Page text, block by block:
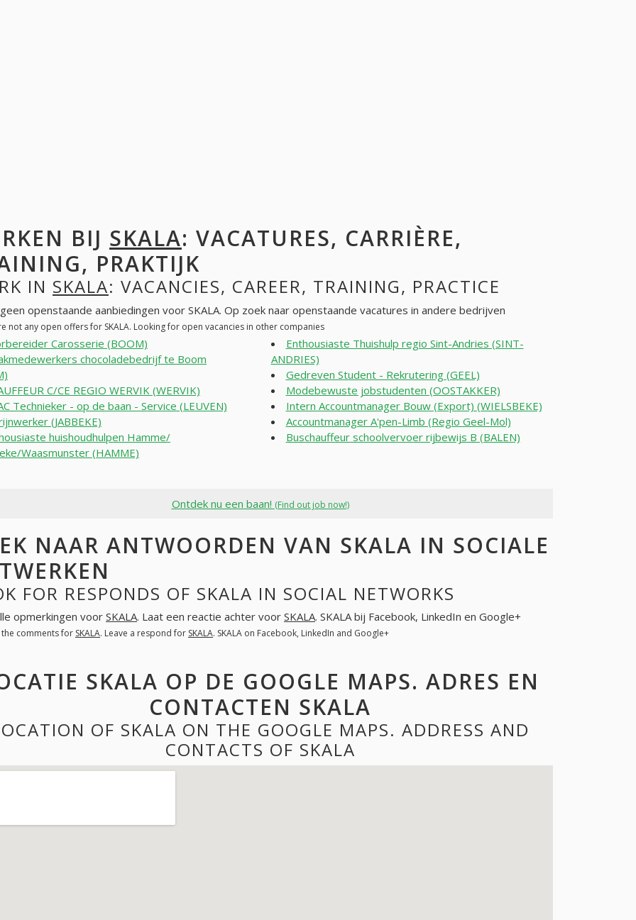
BIJ SKALA: VACATURES, CARRIÈRE,
PRAKTIJK
IN SKALA: VACANCIES, CAREER, TRAINING, PRACTICE
openstaande aanbiedingen voor SKALA. Op zoek naar openstaande vacatures in andere bedrijven
not any open offers for SKALA. Looking for open vacancies in other companies
Carosserie (BOOM)
chocoladebedrijf te Boom
C/CE REGIO WERVIK (WERVIK)
Technieker - op de baan - Service (LEUVEN)
(JABBEKE)
huishoudhulpen Hamme/
Waasmunster (HAMME)
Enthousiaste Thuishulp regio Sint-Andries (SINT-
ANDRIES)
Gedreven Student - Rekrutering (GEEL)
Modebewuste jobstudenten (OOSTAKKER)
Intern Accountmanager Bouw (Export) (WIELSBEKE)
Accountmanager A'pen-Limb (Regio Geel-Mol)
Buschauffeur schoolvervoer rijbewijs B (BALEN)
Ontdek nu een baan! (Find out job now!)
NAAR ANTWOORDEN VAN SKALA IN SOCIALE
FOR RESPONDS OF SKALA IN SOCIAL NETWORKS
opmerkingen voorSKALA. Laat een reactie achter voor SKALA. SKALA bij Facebook, LinkedIn en Google+
the comments for SKALA. Leave a respond for SKALA. SKALA on Facebook, LinkedIn and Google+
SKALA OP DE GOOGLE MAPS. ADRES EN
CONTACTEN SKALA
OF SKALA ON THE GOOGLE MAPS. ADDRESS AND
CONTACTS OF SKALA